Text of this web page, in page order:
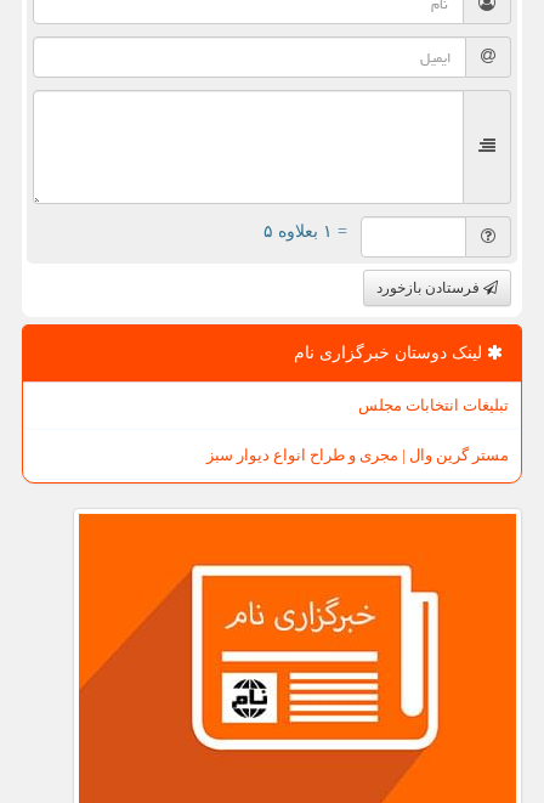
= ۱ بعلاوه ۵
فرستادن بازخورد
لینک دوستان خبرگزاری نام
تبلیغات انتخابات مجلس
مستر گرین وال | مجری و طراح انواع دیوار سبز